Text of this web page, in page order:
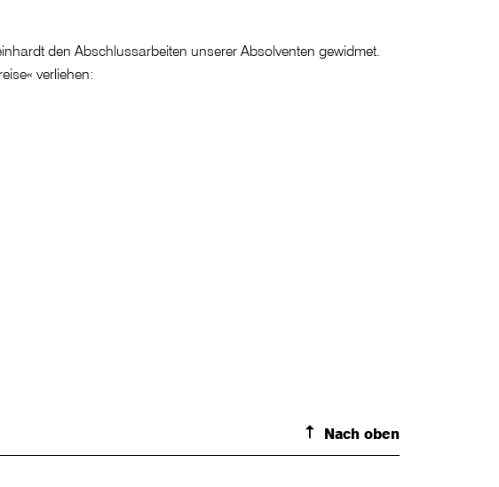
den Abschlussarbeiten unserer Absolventen gewidmet.
verliehen:
Nach oben